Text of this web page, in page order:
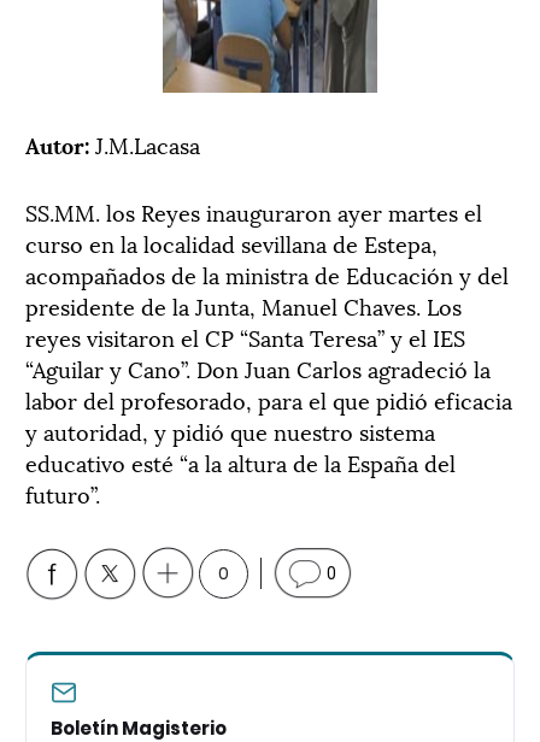
Autor:J.M.Lacasa
SS.MM. los Reyes inauguraron ayer martes el
curso en la localidad sevillana de Estepa,
acompañados de la ministra de Educación y del
presidente de la Junta, Manuel Chaves. Los
reyes visitaron el CP “Santa Teresa” y el IES
“Aguilar y Cano”. Don Juan Carlos agradeció la
labor del profesorado, para el que pidió eficacia
y autoridad, y pidió que nuestro sistema
educativo esté “a la altura de la España del
futuro”.
0 0
Boletín Magisterio